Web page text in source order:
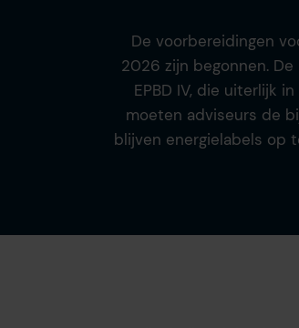
De voorbereidingen
2026 zijn begonnen.
EPBD IV, die uiterlijk
moeten adviseurs de
blijven energielabels op